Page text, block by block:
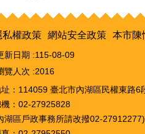
私權政策 網站安全政策 本市陳
新日期
115-08-09
覽人次
2016
：114059 臺北市內湖區民權東路6
：02-27925828
湖區戶政事務所請改撥02-27912277)